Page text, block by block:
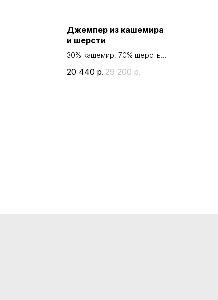
Джемпер из кашемира
и шерсти
30% кашемир, 70% шерсть
20 440 р. 29 200 р.